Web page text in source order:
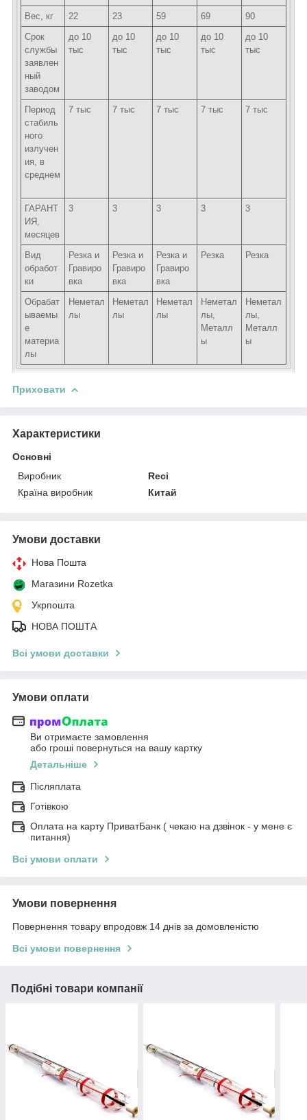
Вес, кг
22 23 59 69
90
Срок
службы
заявлен
ный
заводом
до 10
тыс
до 10
тыс
до 10
тыс
до 10
тыс
до 10
тыс
Период
стабиль
ного
излучен
ия, в
среднем
7 тыс 7 тыс 7 тыс 7 тыс 7 тыс
ГАРАНТ
ИЯ,
месяцев
3 3 3 3 3
Вид
обработ
ки
Резка и
Гравиро
вка
Резка и
Гравиро
вка
Резка и
Гравиро
вка
Резка Резка
Обрабат
ываемы
е
материа
лы
Неметал
лы
Неметал
лы
Неметал
лы
Неметал
лы,
Металл
ы
Неметал
лы,
Металл
ы
Приховати
Характеристики
Основні
Виробник
Reci
Країна виробник
Китай
Умови доставки
Нова Пошта
Магазини Rozetka
Укрпошта
НОВА ПОШТА
Всі умови доставки
Умови оплати
Ви отримаєте замовлення
або гроші повернуться на вашу картку
Детальніше
Післяплата
Готівкою
Оплата на карту ПриватБанк ( чекаю на дзвінок - у мене є
питання)
Всі умови оплати
Умови повернення
Повернення товару впродовж 14 днів за домовленістю
Всі умови повернення
Подібні товари компанії